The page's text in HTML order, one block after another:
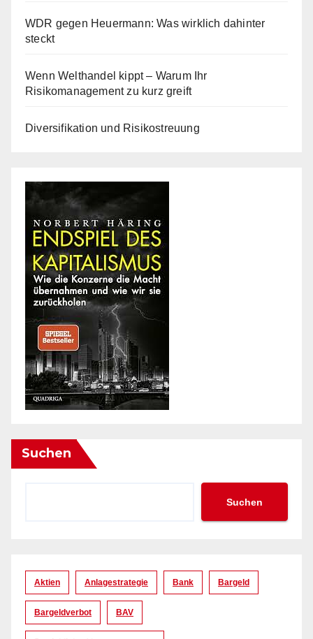
WDR gegen Heuermann: Was wirklich dahinter
steckt
Wenn Welthandel kippt – Warum Ihr
Risikomanagement zu kurz greift
Diversifikation und Risikostreuung
Suchen
Suchen
Aktien Anlagestrategie Bank Bargeld
Bargeldverbot BAV